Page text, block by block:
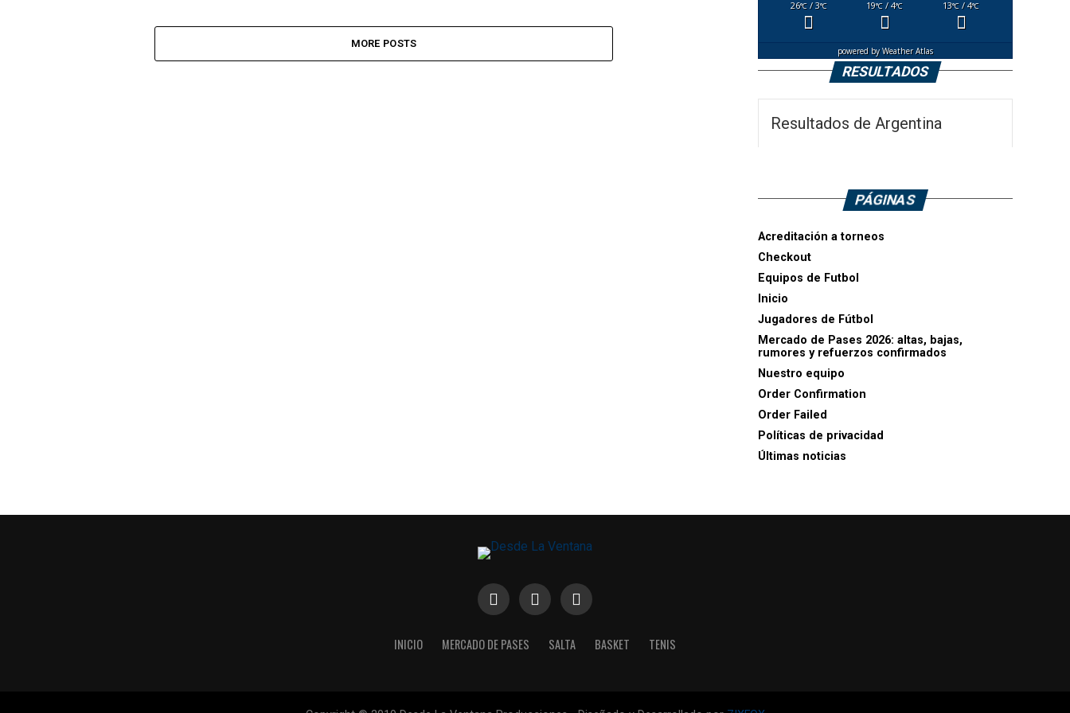
MORE POSTS
26°C/ 3°C 19°C / 4°C 13°C / 4°C
powered byWeather Atlas
RESULTADOS
Resultados de Argentina
PÁGINAS
Acreditación a torneos
Checkout
Equipos de Futbol
Inicio
Jugadores de Fútbol
Mercado de Pases 2026: altas, bajas,
rumores y refuerzos confirmados
Nuestro equipo
Order Confirmation
Order Failed
Políticas de privacidad
Últimas noticias
INICIO MERCADO DE PASES SALTA BASKET TENIS